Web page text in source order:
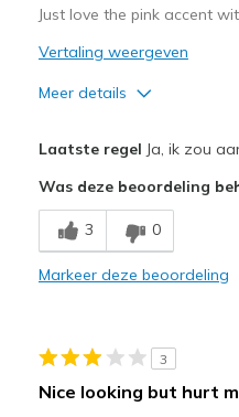
Sizing
View On Shoes
I'm Into
Just love the pink accent
Vertaling weergeven
Meer details
Breathe Well
Comfortable
Laatste regel Ja, ik zou
Was deze beoordeling
3 0
Markeer deze beoordeling
3
Nice looking but hurt